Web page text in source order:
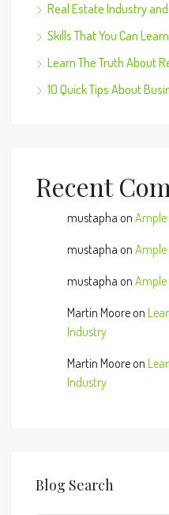
Real Estate Industry
Skills That You Can
Learn The Truth About
10 Quick Tips About
Recent
mustapha on
mustapha on
mustapha on
Martin Mooreon
Industry
Martin Mooreon
Industry
Blog Search